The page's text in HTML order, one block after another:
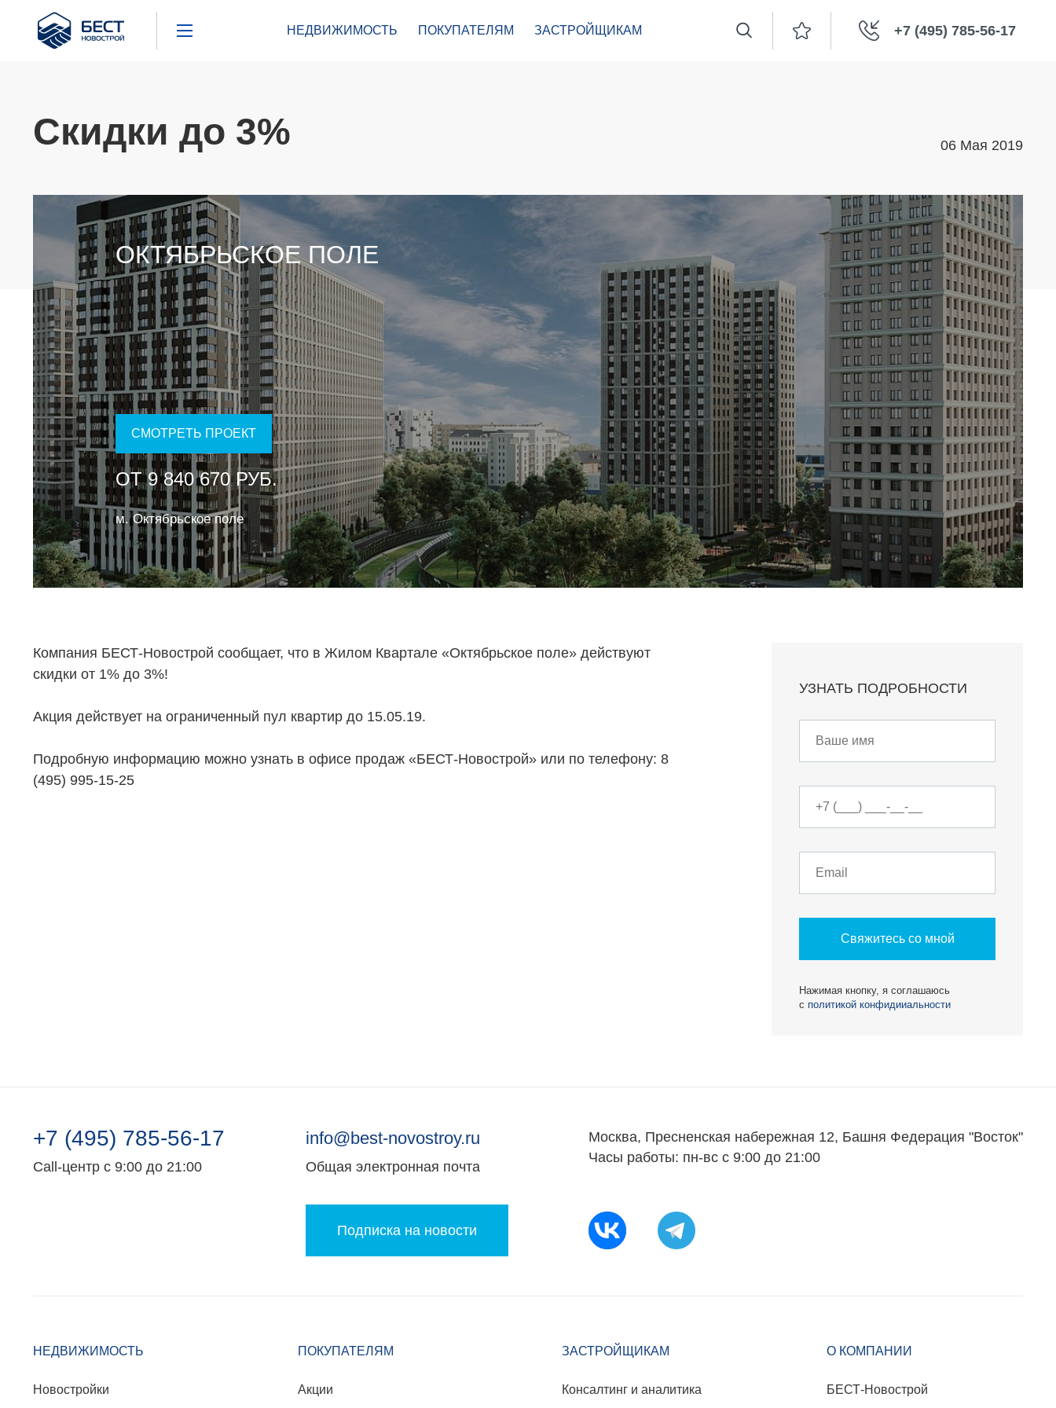
Бест
Новострой
НЕДВИЖИМОСТЬ ПОКУПАТЕЛЯМ ЗАСТРОЙЩИКАМ +7 (495) 785-56-17
НЕДВИЖИМОСТЬ
Новостройки
Коммерческая недвижимость
ПОКУПАТЕЛЯМ
Акции Консалтинг и аналитика
О КОМПАНИИ
БЕСТ-Новострой
Блог
Партнеры
Контакты
Скидки до 3% 06 Мая 2019
ОКТЯБРЬСКОЕ ПОЛЕ
СМОТРЕТЬ ПРОЕКТ
ОТ 9 840 670 РУБ.
м. Октябрьское поле
Компания БЕСТ-Новострой сообщает, что в Жилом Квартале «Октябрьское поле» действуют
скидки от 1% до 3%!
Акция действует на ограниченный пул квартир до 15.05.19.
Подробную информацию можно узнать в офисе продаж «БЕСТ-Новострой» или по телефону: 8
(495) 995-15-25
УЗНАТЬ ПОДРОБНОСТИ
Свяжитесь со мной
Нажимая кнопку, я соглашаюсь
с политикой конфидииальности
+7 (495) 785-56-17
Call-центр с 9:00 до 21:00
info@best-novostroy.ru
Общая электронная почта
Подписка на новости
Москва, Пресненская набережная 12, Башня Федерация "Восток"
Часы работы: пн-вс с 9:00 до 21:00
НЕДВИЖИМОСТЬ
Новостройки
ПОКУПАТЕЛЯМ
Акции
ЗАСТРОЙЩИКАМ
Консалтинг и аналитика
О КОМПАНИИ
БЕСТ-Новострой